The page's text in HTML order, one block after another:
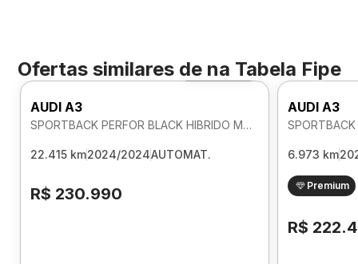
Ofertas similares de na Tabela Fipe
Foto 360º
AUDI A3
SPORTBACK PERFOR BLACK HIBRIDO MHEV 2.0 AUTOMATICO
22.415 km2024/2024AUTOMAT.
R$ 230.990
AUDI A3
6.973 km
Premium
R$